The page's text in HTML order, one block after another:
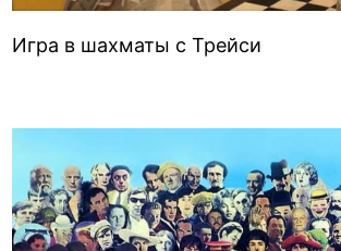
Игра в шахматы с Трейси